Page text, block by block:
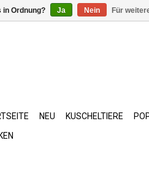
NEU KUSCHELTIERE
in Ordnung? Ja Nein Für